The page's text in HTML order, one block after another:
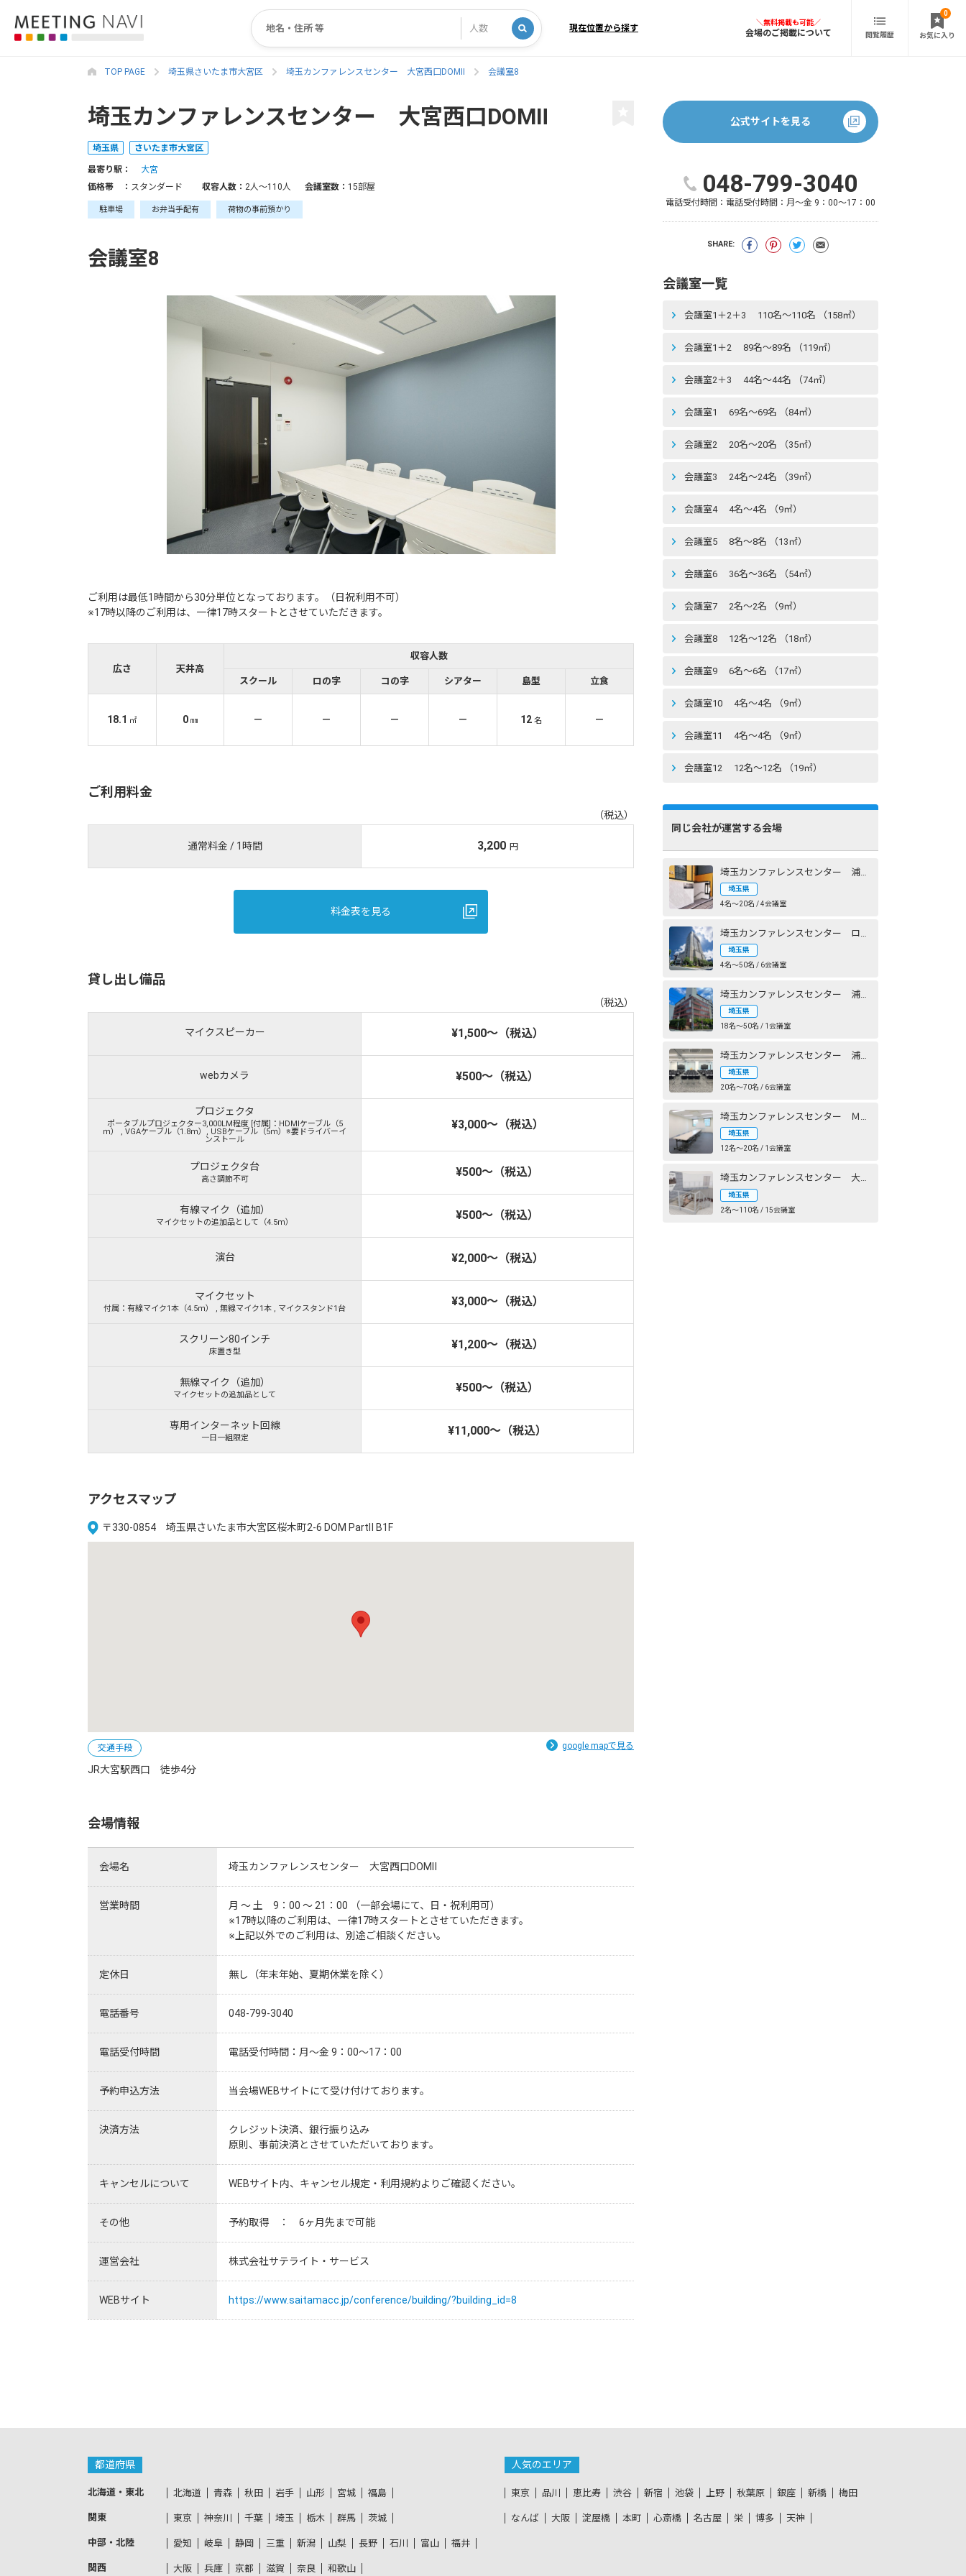
現在位置から探す 会場のご掲載について 閲覧履歴 お気に入り
0
TOP PAGE 埼玉県さいたま市大宮区 埼玉カンファレンスセンター 大宮西口DOMⅡ 会議室8
埼玉カンファレンスセンター 大宮西口DOMⅡ
埼玉県 さいたま市大宮区
最寄り駅：
大宮
価格帯 ： スタンダード 収容人数： 2人〜110人 会議室数： 15部屋
駐車場 お弁当手配有 荷物の事前預かり
会議室8
ご利用は最低1時間から30分単位となっております。（日祝利用不可）
※17時以降のご利用は、一律17時スタートとさせていただきます。
広さ 天井高
収容人数
スクール ロの字 コの字 シアター 島型 立食
18.1 ㎡ 0 ㎜ － － － － 12 名 －
ご利用料金
（税込）
通常料金 / 1時間 3,200 円
料金表を見る
貸し出し備品
（税込）
マイクスピーカー ¥1,500～（税込）
webカメラ ¥500～（税込）
プロジェクタ
ポータブルプロジェクター3,000LM程度 [付属]：HDMIケーブル（5
ｍ） , VGAケーブル（1.8ｍ）, USBケーブル（5ｍ）※要ドライバーイ
ンストール
¥3,000～（税込）
プロジェクタ台
高さ調節不可
¥500～（税込）
有線マイク（追加）
マイクセットの追加品として（4.5ｍ）
¥500～（税込）
演台 ¥2,000～（税込）
マイクセット
付属：有線マイク1本（4.5ｍ） , 無線マイク1本 , マイクスタンド1台
¥3,000～（税込）
スクリーン80インチ
床置き型
¥1,200～（税込）
無線マイク（追加）
マイクセットの追加品として
¥500～（税込）
専用インターネット回線
一日一組限定
¥11,000～（税込）
アクセスマップ
〒330-0854 埼玉県さいたま市大宮区桜木町2-6 DOM PartⅡ B1F
google mapで見る
交通手段
JR大宮駅西口　徒歩4分
会場情報
会場名 埼玉カンファレンスセンター 大宮西口DOMⅡ
営業時間
月 ～ 土　9：00 ～ 21：00 （一部会場にて、日・祝利用可）
※17時以降のご利用は、一律17時スタートとさせていただきます。
※上記以外でのご利用は、別途ご相談ください。
定休日 無し（年末年始、夏期休業を除く）
電話番号 048-799-3040
電話受付時間 電話受付時間：月～金 9：00～17：00
予約申込方法 当会場WEBサイトにて受け付けております。
決済方法
クレジット決済、銀行振り込み
原則、事前決済とさせていただいております。
キャンセルについて WEBサイト内、キャンセル規定・利用規約よりご確認ください。
その他 予約取得　：　6ヶ月先まで可能
運営会社 株式会社サテライト・サービス
WEBサイト https://www.saitamacc.jp/conference/building/?building_id=8
公式サイトを見る
048-799-3040
電話受付時間： 電話受付時間：月～金 9：00～17：00
SHARE:
会議室一覧
会議室1＋2＋3 110名〜110名 （158㎡）
会議室1＋2 89名〜89名 （119㎡）
会議室2＋3 44名〜44名 （74㎡）
会議室1 69名〜69名 （84㎡）
会議室2 20名〜20名 （35㎡）
会議室3 24名〜24名 （39㎡）
会議室4 4名〜4名 （9㎡）
会議室5 8名〜8名 （13㎡）
会議室6 36名〜36名 （54㎡）
会議室7 2名〜2名 （9㎡）
会議室8 12名〜12名 （18㎡）
会議室9 6名〜6名 （17㎡）
会議室10 4名〜4名 （9㎡）
会議室11 4名〜4名 （9㎡）
会議室12 12名〜12名 （19㎡）
同じ会社が運営する会場
埼玉カンファレンスセンター 浦和：八千代ビル
埼玉県
4名〜20名 / 4会議室
埼玉カンファレンスセンター ロイヤルパインズホテル浦和
埼玉県
4名〜50名 / 6会議室
埼玉カンファレンスセンター 浦和：小峰ビル
埼玉県
18名〜50名 / 1会議室
埼玉カンファレンスセンター 浦和ガーデンビル
埼玉県
20名〜70名 / 6会議室
埼玉カンファレンスセンター Ｍｉｏｘフジコー
埼玉県
12名〜20名 / 1会議室
埼玉カンファレンスセンター 大宮西口DOMⅡ
埼玉県
2名〜110名 / 15会議室
都道府県
北海道・東北 北海道 青森 秋田 岩手 山形 宮城 福島
関東 東京 神奈川 千葉 埼玉 栃木 群馬 茨城
中部・北陸 愛知 岐阜 静岡 三重 新潟 山梨 長野 石川 富山 福井
関西 大阪 兵庫 京都 滋賀 奈良 和歌山
人気のエリア
東京 品川 恵比寿 渋谷 新宿 池袋 上野 秋葉原 銀座 新橋 梅田
なんば 大阪 淀屋橋 本町 心斎橋 名古屋 栄 博多 天神